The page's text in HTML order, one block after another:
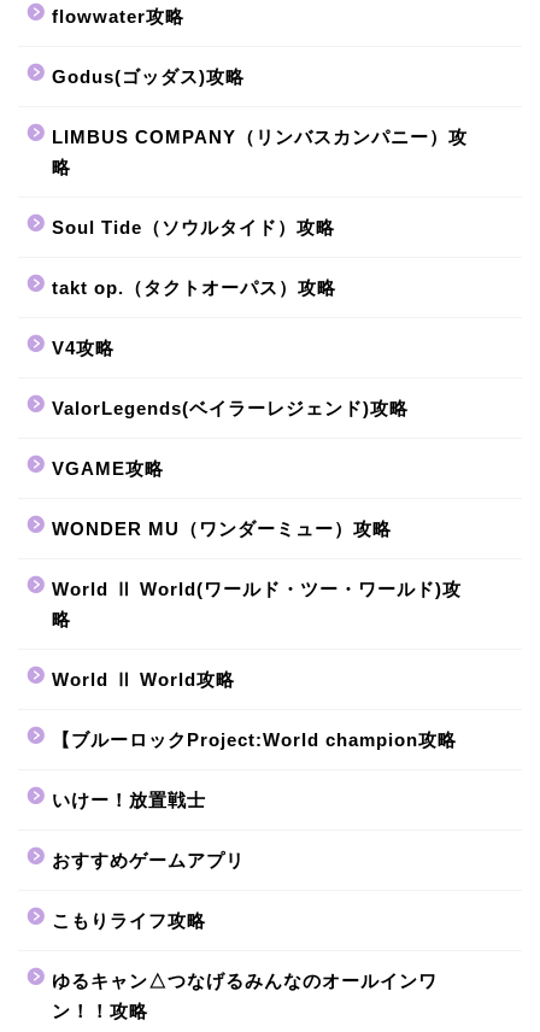
flowwater攻略
Godus(ゴッダス)攻略
LIMBUS COMPANY（リンバスカンパニー）攻
略
Soul Tide（ソウルタイド）攻略
takt op.（タクトオーパス）攻略
V4攻略
ValorLegends(ベイラーレジェンド)攻略
VGAME攻略
WONDER MU（ワンダーミュー）攻略
World Ⅱ World(ワールド・ツー・ワールド)攻
略
World Ⅱ World攻略
【ブルーロックProject:World champion攻略
いけー！放置戦士
おすすめゲームアプリ
こもりライフ攻略
ゆるキャン△つなげるみんなのオールインワ
ン！！攻略